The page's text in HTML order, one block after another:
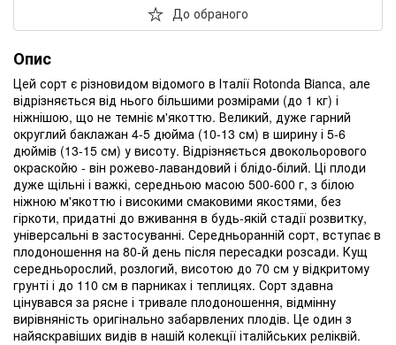
До обраного
Опис
Цей сорт є різновидом відомого в Італії Rotonda Bianca, але
відрізняється від нього більшими розмірами (до 1 кг) і
ніжнішою, що не темніє м'якоттю. Великий, дуже гарний
округлий баклажан 4-5 дюйма (10-13 см) в ширину і 5-6
дюймів (13-15 см) у висоту. Відрізняється двокольорового
окраскойю - він рожево-лавандовий і блідо-білий. Ці плоди
дуже щільні і важкі, середньою масою 500-600 г, з білою
ніжною м'якоттю і високими смаковими якостями, без
гіркоти, придатні до вживання в будь-якій стадії розвитку,
універсальні в застосуванні. Середньоранній сорт, вступає в
плодоношення на 80-й день після пересадки розсади. Кущ
середньорослий, розлогий, висотою до 70 см у відкритому
грунті і до 110 см в парниках і теплицях. Сорт здавна
цінувався за рясне і тривале плодоношення, відмінну
вирівняність оригінально забарвлених плодів. Це один з
найяскравіших видів в нашій колекції італійських реліквій.